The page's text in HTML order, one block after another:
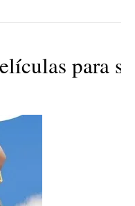
para